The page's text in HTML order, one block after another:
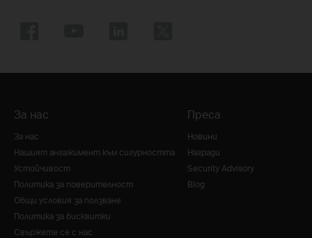
За нас
За нас
Нашият ангажимент към сигурността
Устойчивост
Политика за поверителност
Общи условия за ползване
Политика за бисквитки
Свържете се с нас
Преса
Новини
Награди
Security Advisory
Blog